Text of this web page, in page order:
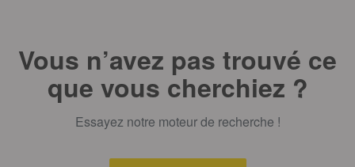
Vous n’avez pas trouvé ce
que vous cherchiez ?
Essayez notre moteur de recherche !